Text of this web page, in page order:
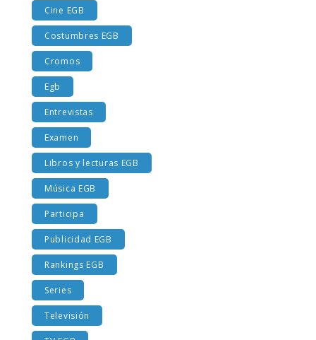
Cine EGB
Costumbres EGB
Cromos
Egb
Entrevistas
Examen
Libros y lecturas EGB
Música EGB
Participa
Publicidad EGB
Rankings EGB
Series
Televisión